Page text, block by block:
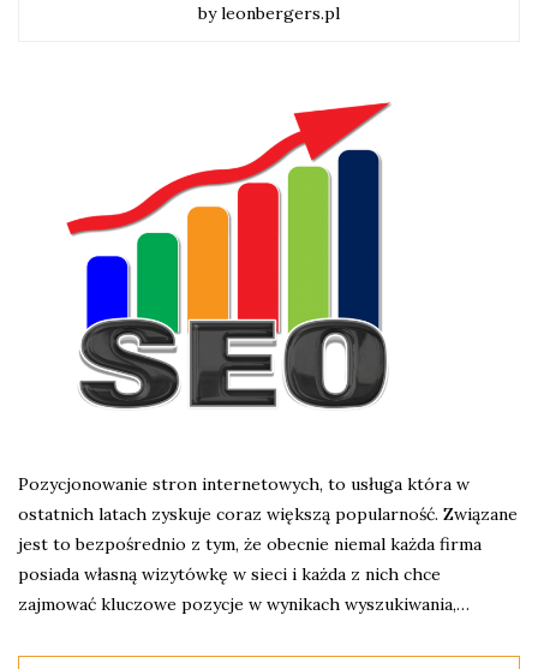
by leonbergers.pl
Pozycjonowanie stron internetowych, to usługa która w
ostatnich latach zyskuje coraz większą popularność. Związane
jest to bezpośrednio z tym, że obecnie niemal każda firma
posiada własną wizytówkę w sieci i każda z nich chce
zajmować kluczowe pozycje w wynikach wyszukiwania,…